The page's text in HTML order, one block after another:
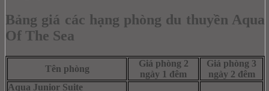
Bảng giá các hạng phòng du thuyền Aqua
Of The Sea
Tên phòng
Giá phòng 2
ngày 1 đêm
Giá phòng 3
ngày 2 đêm
Aqua Junior Suite